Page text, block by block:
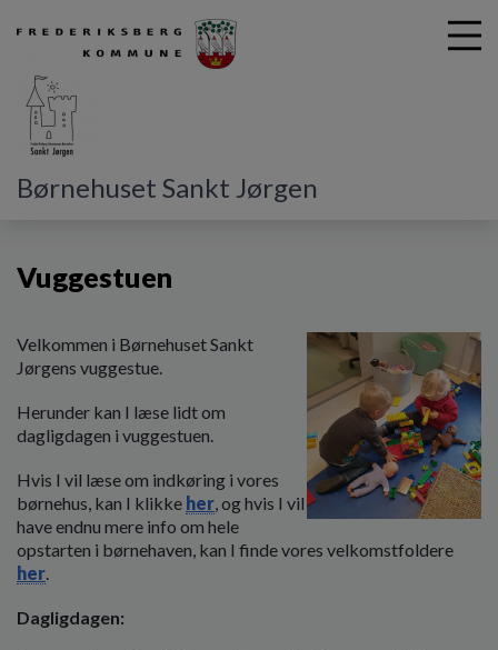
Børnehuset Sankt Jørgen
Vuggestuen
Velkommen i Børnehuset Sankt
Jørgens vuggestue.
Herunder kan I læse lidt om
dagligdagen i vuggestuen.
Hvis I vil læse om indkøring i vores
børnehus, kan I klikke her, og hvis I vil
have endnu mere info om hele
opstarten i børnehaven, kan I finde vores velkomstfoldere
her.
Dagligdagen: